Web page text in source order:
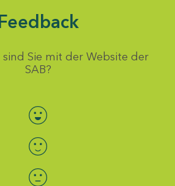
Sie mit der Website der
SAB?
Bewertung auswählen